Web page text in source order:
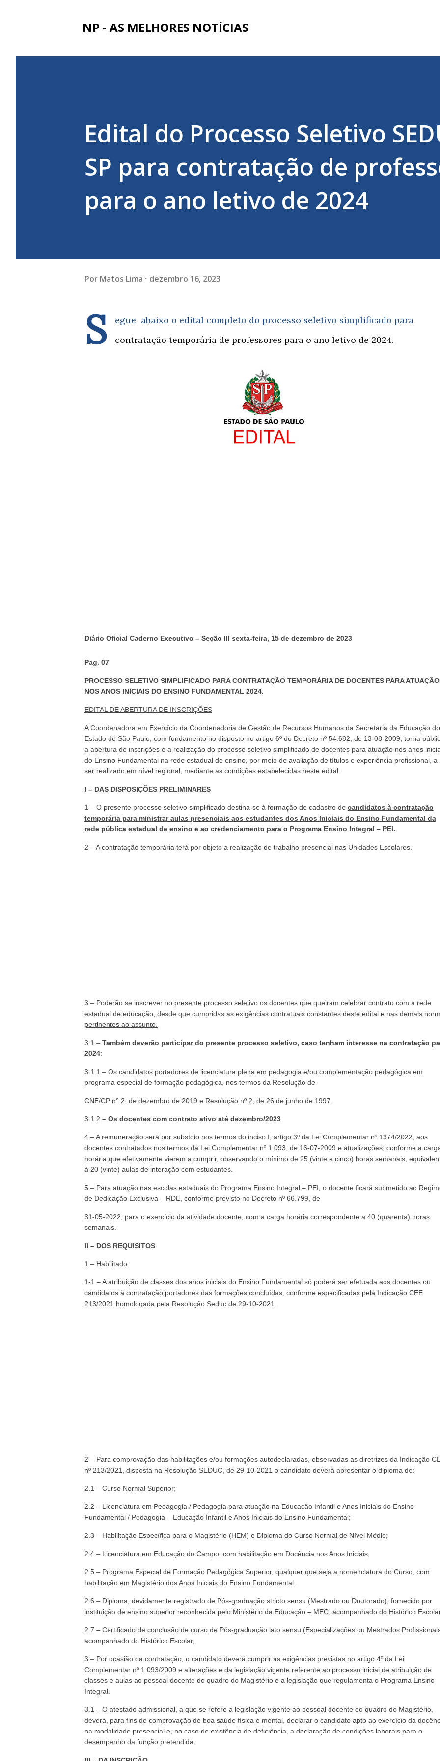
NP - AS MELHORES NOTÍCIAS
Edital do Processo Seletivo
SP para contratação de
para o ano letivo de 2024
Por Matos Lima dezembro 16, 2023
S
egue abaixo o edital completo do processo seletivo simplificado para
contratação temporária de professores para o ano letivo de 2024.
Diário Oficial Caderno Executivo – Seção III sexta-feira, 15 de dezembro de 2023
Pag. 07
PROCESSO SELETIVO SIMPLIFICADO PARA CONTRATAÇÃO TEMPORÁRIA DE DOCENTES PARA ATUAÇÃO
NOS ANOS INICIAIS DO ENSINO FUNDAMENTAL 2024.
EDITAL DE ABERTURA DE INSCRIÇÕES
A Coordenadora em Exercício da Coordenadoria de Gestão de Recursos Humanos da Secretaria da Educação do
Estado de São Paulo, com fundamento no disposto no artigo 6º do Decreto nº 54.682, de 13-08-2009, torna
a abertura de inscrições e a realização do processo seletivo simplificado de docentes para atuação nos anos
do Ensino Fundamental na rede estadual de ensino, por meio de avaliação de títulos e experiência profissional, a
ser realizado em nível regional, mediante as condições estabelecidas neste edital.
I – DAS DISPOSIÇÕES PRELIMINARES
1 – O presente processo seletivo simplificado destina-se à formação de cadastro de candidatos à contratação
temporária para ministrar aulas presenciais aos estudantes dos Anos Iniciais do Ensino Fundamental da
rede pública estadual de ensino e ao credenciamento para o Programa Ensino Integral – PEI.
2 – A contratação temporária terá por objeto a realização de trabalho presencial nas Unidades Escolares.
3 – Poderão se inscrever no presente processo seletivo os docentes que queiram celebrar contrato com a rede
estadual de educação, desde que cumpridas as exigências contratuais constantes deste edital e nas demais
pertinentes ao assunto.
3.1 – Também deverão participar do presente processo seletivo, caso tenham interesse na contratação
2024:
3.1.1 – Os candidatos portadores de licenciatura plena em pedagogia e/ou complementação pedagógica em
programa especial de formação pedagógica, nos termos da Resolução de
CNE/CP n° 2, de dezembro de 2019 e Resolução nº 2, de 26 de junho de 1997.
3.1.2 – Os docentes com contrato ativo até dezembro/2023
4 – A remuneração será por subsídio nos termos do inciso I, artigo 3º da Lei Complementar nº 1374/2022, aos
docentes contratados nos termos da Lei Complementar nº 1.093, de 16-07-2009 e atualizações, conforme a
horária que efetivamente vierem a cumprir, observando o mínimo de 25 (vinte e cinco) horas semanais,
à 20 (vinte) aulas de interação com estudantes.
5 – Para atuação nas escolas estaduais do Programa Ensino Integral – PEI, o docente ficará submetido ao
de Dedicação Exclusiva – RDE, conforme previsto no Decreto nº 66.799, de
31-05-2022, para o exercício da atividade docente, com a carga horária correspondente a 40 (quarenta) horas
semanais.
II – DOS REQUISITOS
1 – Habilitado:
1-1 – A atribuição de classes dos anos iniciais do Ensino Fundamental só poderá ser efetuada aos docentes ou
candidatos à contratação portadores das formações concluídas, conforme especificadas pela Indicação CEE
213/2021 homologada pela Resolução Seduc de 29-10-2021.
2 – Para comprovação das habilitações e/ou formações autodeclaradas, observadas as diretrizes da Indicação
nº 213/2021, disposta na Resolução SEDUC, de 29-10-2021 o candidato deverá apresentar o diploma de:
2.1 – Curso Normal Superior;
2.2 – Licenciatura em Pedagogia / Pedagogia para atuação na Educação Infantil e Anos Iniciais do Ensino
Fundamental / Pedagogia – Educação Infantil e Anos Iniciais do Ensino Fundamental;
2.3 – Habilitação Específica para o Magistério (HEM) e Diploma do Curso Normal de Nível Médio;
2.4 – Licenciatura em Educação do Campo, com habilitação em Docência nos Anos Iniciais;
2.5 – Programa Especial de Formação Pedagógica Superior, qualquer que seja a nomenclatura do Curso, com
habilitação em Magistério dos Anos Iniciais do Ensino Fundamental.
2.6 – Diploma, devidamente registrado de Pós-graduação stricto sensu (Mestrado ou Doutorado), fornecido por
instituição de ensino superior reconhecida pelo Ministério da Educação – MEC, acompanhado do Histórico
2.7 – Certificado de conclusão de curso de Pós-graduação lato sensu (Especializações ou Mestrados
acompanhado do Histórico Escolar;
3 – Por ocasião da contratação, o candidato deverá cumprir as exigências previstas no artigo 4º da Lei
Complementar nº 1.093/2009 e alterações e da legislação vigente referente ao processo inicial de atribuição de
classes e aulas ao pessoal docente do quadro do Magistério e a legislação que regulamenta o Programa Ensino
Integral.
3.1 – O atestado admissional, a que se refere a legislação vigente ao pessoal docente do quadro do Magistério,
deverá, para fins de comprovação de boa saúde física e mental, declarar o candidato apto ao exercício da
na modalidade presencial e, no caso de existência de deficiência, a declaração de condições laborais para o
desempenho da função pretendida.